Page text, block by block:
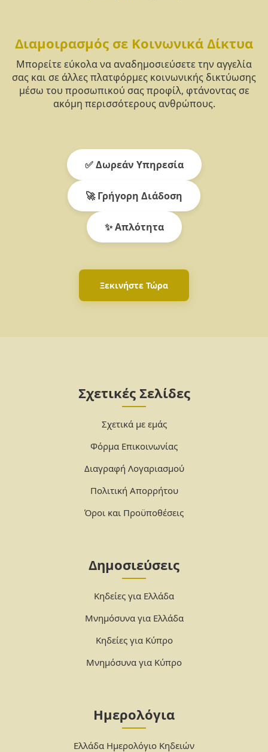
Διαμοιρασμός σε Κοινωνικά Δίκτυα
Μπορείτε εύκολα να αναδημοσιεύσετε την αγγελία
σας και σε άλλες πλατφόρμες κοινωνικής δικτύωσης
μέσω του προσωπικού σας προφίλ, φτάνοντας σε
ακόμη περισσότερους ανθρώπους.
✅ Δωρεάν Υπηρεσία
🚀 Γρήγορη Διάδοση
✨ Απλότητα
Ξεκινήστε Τώρα
Σχετικές Σελίδες
Σχετικά με εμάς
Φόρμα Επικοινωνίας
Διαγραφή Λογαριασμού
Πολιτική Απορρήτου
Όροι και Προϋποθέσεις
Δημοσιεύσεις
Κηδείες για Ελλάδα
Μνημόσυνα για Ελλάδα
Κηδείες για Κύπρο
Μνημόσυνα για Κύπρο
Ημερολόγια
Ελλάδα Ημερολόγιο Κηδειών